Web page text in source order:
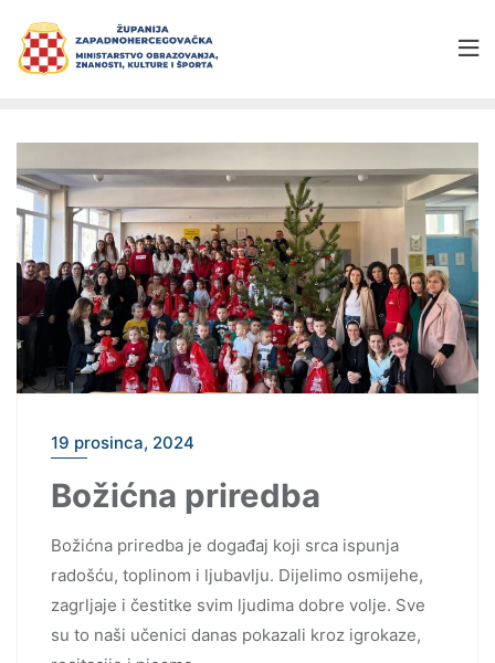
19 prosinca, 2024
Božićna priredba
Božićna priredba je događaj koji srca ispunja
radošću, toplinom i ljubavlju. Dijelimo osmijehe,
zagrljaje i čestitke svim ljudima dobre volje. Sve
su to naši učenici danas pokazali kroz igrokaze,